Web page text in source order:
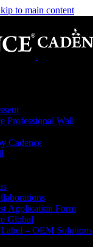
to main content
Professional Wall
Cadence
Application Form
Global
– OEM Solutions